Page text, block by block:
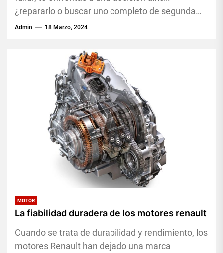
¿repararlo o buscar uno completo de segunda
mano? Ambas opciones...
Admin 18 Marzo, 2024
MOTOR
La fiabilidad duradera de los motores renault
Cuando se trata de durabilidad y rendimiento, los
motores Renault han dejado una marca